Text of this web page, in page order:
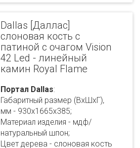
Dallas [Даллас]
слоновая кость с
патиной с очагом Vision
42 Led - линейный
камин Royal Flame
Портал Dallas:
Габаритный размер (ВхШхГ),
мм - 930х1665х385;
Материал изделия - мдф/
натуральный шпон;
Цвет дерева - слоновая кость